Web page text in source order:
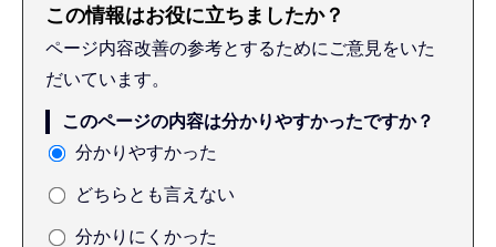
この情報はお役に立ちましたか？
ページ内容改善の参考とするためにご意見をいた
だいています。
このページの内容は分かりやすかったですか？
分かりやすかった
どちらとも言えない
分かりにくかった